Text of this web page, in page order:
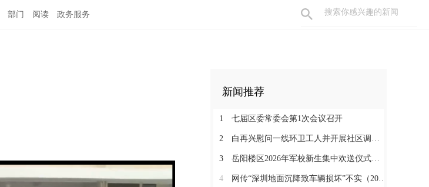
部门 阅读 政务服务
新闻推荐
1 七届区委常委会第1次会议召开
2 白再兴慰问一线环卫工人并开展社区调研工作
3 岳阳楼区2026年军校新生集中欢送仪式举行
4 网传“深圳地面沉降致车辆损坏”不实（2026·08·06）